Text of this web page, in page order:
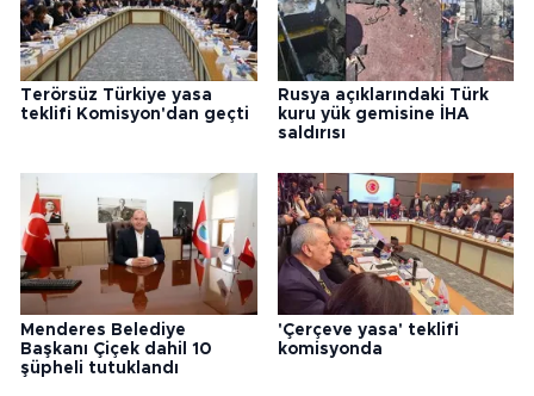
Terörsüz Türkiye yasa
teklifi Komisyon'dan geçti
Rusya açıklarındaki Türk
kuru yük gemisine İHA
saldırısı
Menderes Belediye
Başkanı Çiçek dahil 10
şüpheli tutuklandı
'Çerçeve yasa' teklifi
komisyonda